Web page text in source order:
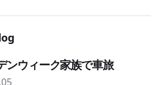
ンウィーク家族で車旅